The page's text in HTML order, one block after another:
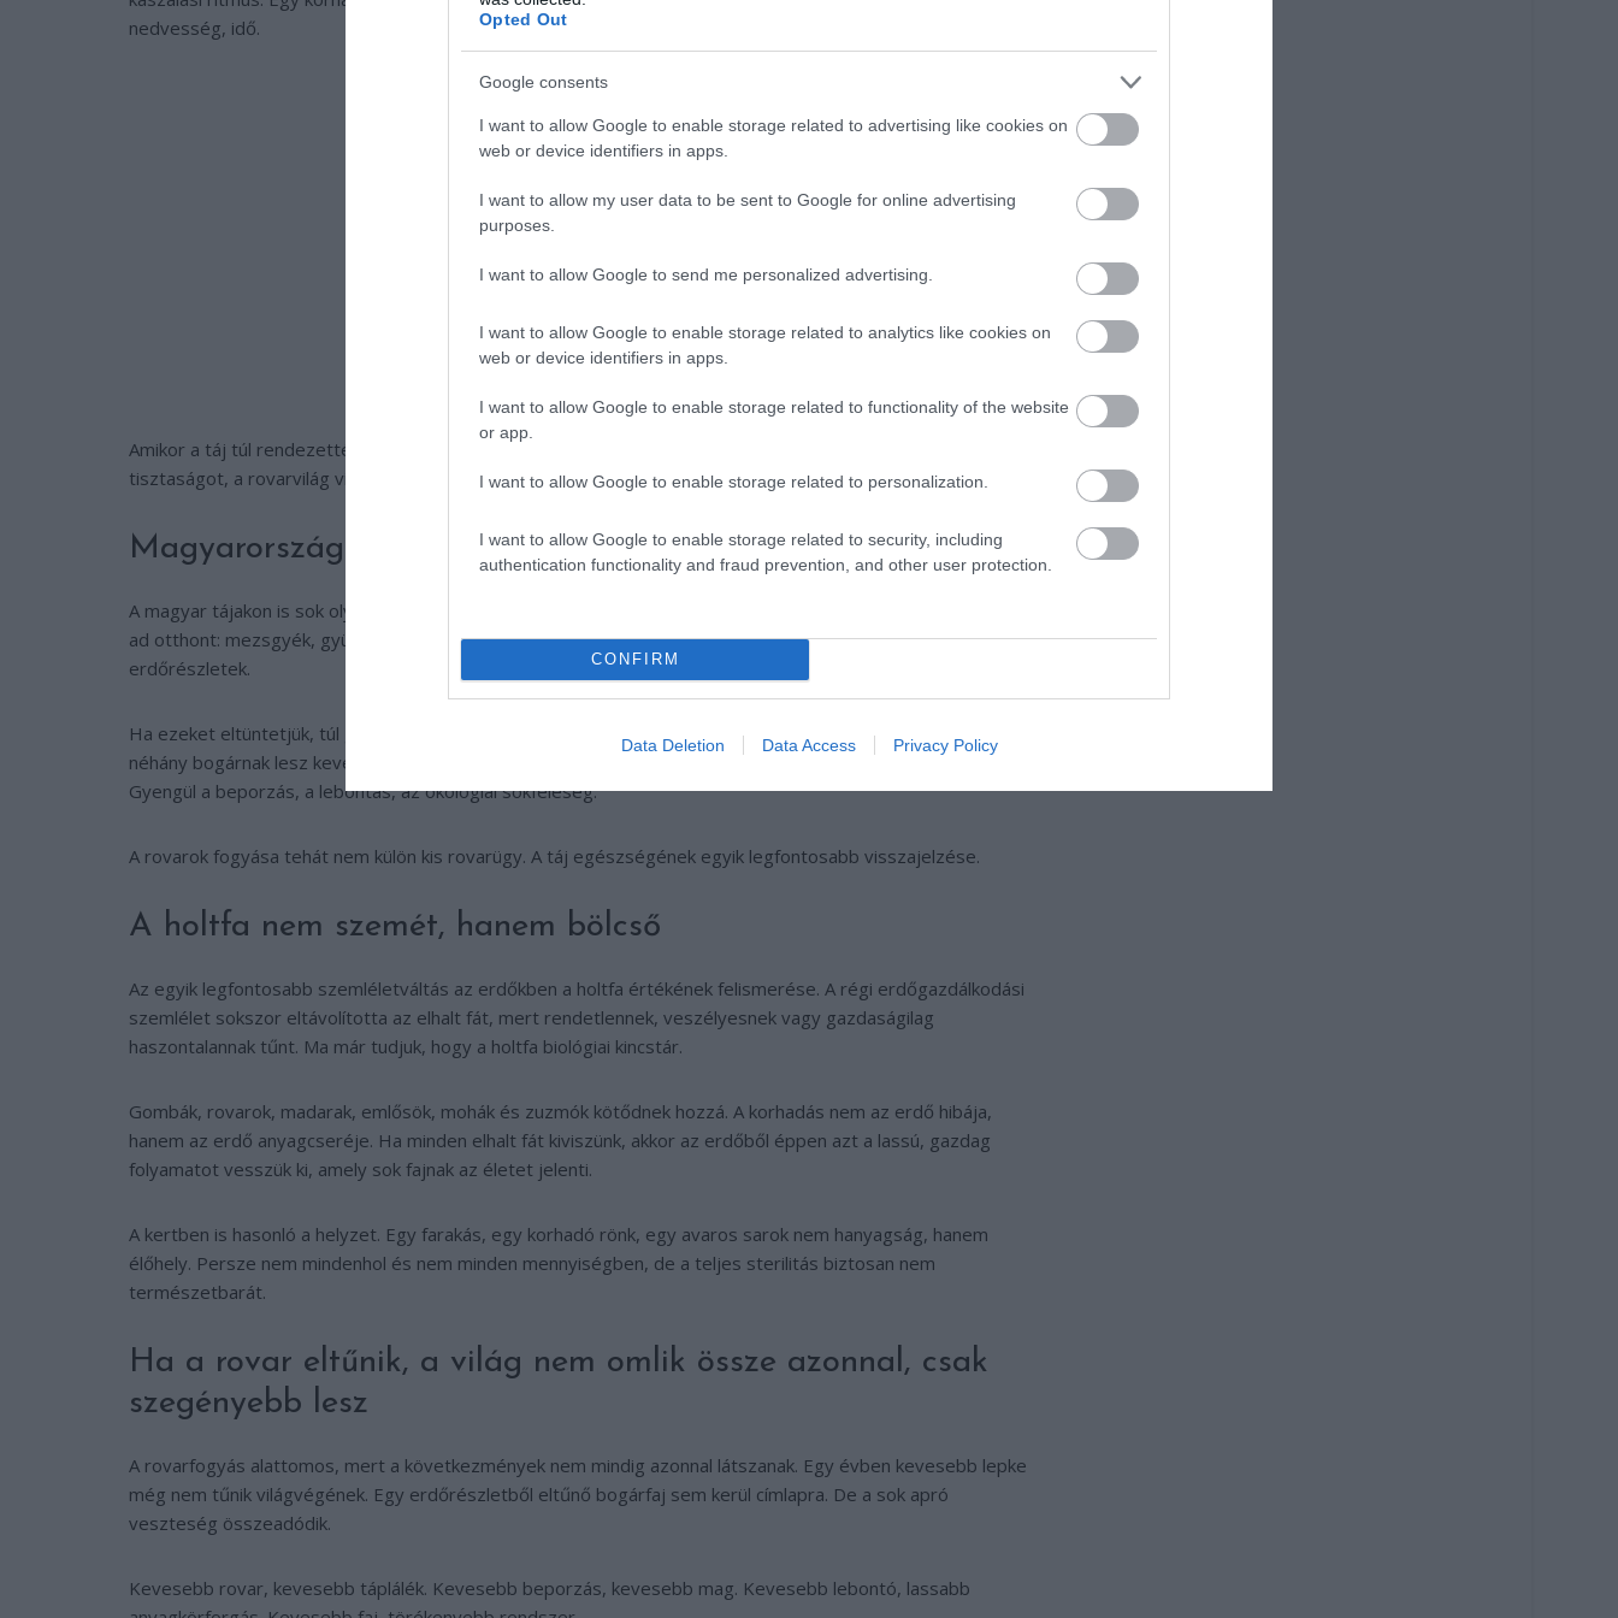
Opted Out
Google consents
I want to allow Google to enable storage related to advertising like cookies on
web or device identifiers in apps.
I want to allow my user data to be sent to Google for online advertising
purposes.
I want to allow Google to send me personalized advertising.
I want to allow Google to enable storage related to analytics like cookies on
web or device identifiers in apps.
I want to allow Google to enable storage related to functionality of the website
or app.
I want to allow Google to enable storage related to personalization.
I want to allow Google to enable storage related to security, including
authentication functionality and fraud prevention, and other user protection.
CONFIRM
Data Deletion Data Access Privacy Policy
nedvesség, idő.
Amikor a táj túl rendezetté válik, a természet számára gyakran túl üressé is válik. Az emberi szem szereti a
tisztaságot, a rovarvilág viszont sokszor a kuszaságban talál otthont.
Magyarországon is ismerős ez a csend
A magyar tájakon is sok olyan élőhely van, amely első ránézésre apróságnak tűnik, mégis rengeteg rovarnak
ad otthont: mezsgyék, gyümölcsösök, kaszálók, erdőszegélyek, löszfalak, árokpartok, öreg fák, holtfás
erdőrészletek.
Ha ezeket eltüntetjük, túl gyakran kaszáljuk, vegyszerezzük, beépítjük vagy „rendbe tesszük”, akkor nemcsak
néhány bogárnak lesz kevesebb helye. Kevesebb táplálék jut madaraknak, kétéltűeknek, denevéreknek.
Gyengül a beporzás, a lebontás, az ökológiai sokféleség.
A rovarok fogyása tehát nem külön kis rovarügy. A táj egészségének egyik legfontosabb visszajelzése.
A holtfa nem szemét, hanem bölcső
Az egyik legfontosabb szemléletváltás az erdőkben a holtfa értékének felismerése. A régi erdőgazdálkodási
szemlélet sokszor eltávolította az elhalt fát, mert rendetlennek, veszélyesnek vagy gazdaságilag
haszontalannak tűnt. Ma már tudjuk, hogy a holtfa biológiai kincstár.
Gombák, rovarok, madarak, emlősök, mohák és zuzmók kötődnek hozzá. A korhadás nem az erdő hibája,
hanem az erdő anyagcseréje. Ha minden elhalt fát kiviszünk, akkor az erdőből éppen azt a lassú, gazdag
folyamatot vesszük ki, amely sok fajnak az életet jelenti.
A kertben is hasonló a helyzet. Egy farakás, egy korhadó rönk, egy avaros sarok nem hanyagság, hanem
élőhely. Persze nem mindenhol és nem minden mennyiségben, de a teljes sterilitás biztosan nem
természetbarát.
Ha a rovar eltűnik, a világ nem omlik össze azonnal, csak
szegényebb lesz
A rovarfogyás alattomos, mert a következmények nem mindig azonnal látszanak. Egy évben kevesebb lepke
még nem tűnik világvégének. Egy erdőrészletből eltűnő bogárfaj sem kerül címlapra. De a sok apró
veszteség összeadódik.
Kevesebb rovar, kevesebb táplálék. Kevesebb beporzás, kevesebb mag. Kevesebb lebontó, lassabb